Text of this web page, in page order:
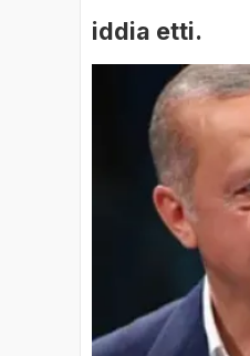
iddia etti.